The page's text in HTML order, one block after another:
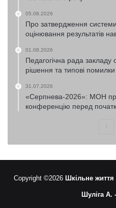
05.08.2026
Про затвердження системи
оцінювання результатів
01.08.2026
Педагогічна рада закладу
рішення та типові помилки
31.07.2026
«Серпнева-2026»: МОН
конференцію перед
Copyright ©2026 Шкільне життя
Шуліга А. -